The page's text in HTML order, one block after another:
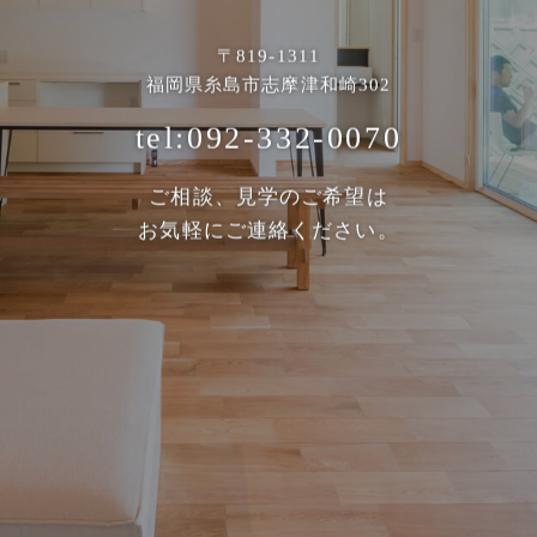
〒819-1311
福岡県糸島市志摩津和崎302
tel:092-332-0070
ご相談、見学のご希望は
お気軽にご連絡ください。